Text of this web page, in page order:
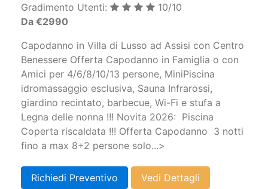
Gradimento Utenti:
10/10
Da €2990
Capodanno in Villa di Lusso ad Assisi con Centro
Benessere Offerta Capodanno in Famiglia o con
Amici per 4/6/8/10/13 persone, MiniPiscina
idromassaggio esclusiva, Sauna Infrarossi,
giardino recintato, barbecue, Wi-Fi e stufa a
Legna delle nonna !!! Novita 2026: Piscina
Coperta riscaldata !!! Offerta Capodanno 3 notti
fino a max 8+2 persone solo...>
Richiedi Preventivo Vedi Dettagli